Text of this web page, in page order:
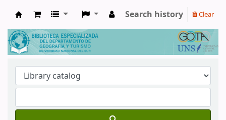
Biblioteca de Geografía y Turismo
Search history Clear